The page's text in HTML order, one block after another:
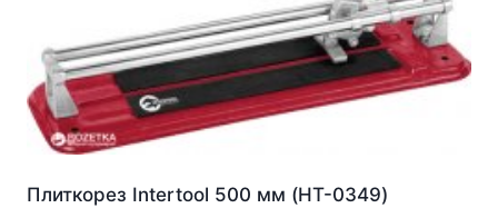
Плиткорез Intertool 500 мм (HT-0349)